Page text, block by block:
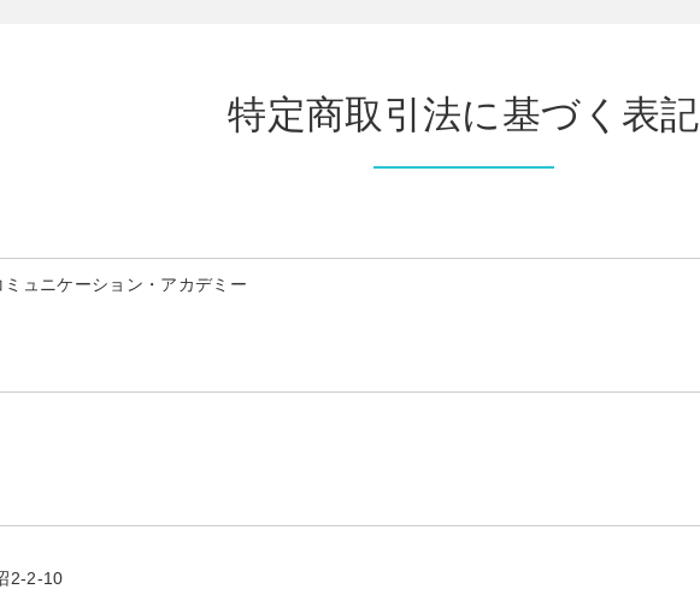
特定商取引法に基づく表記
ュニケーション・アカデミー
2-2-10